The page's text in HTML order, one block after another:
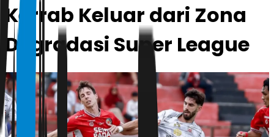
Kerrab Keluar dari Zona
Degradasi Super League